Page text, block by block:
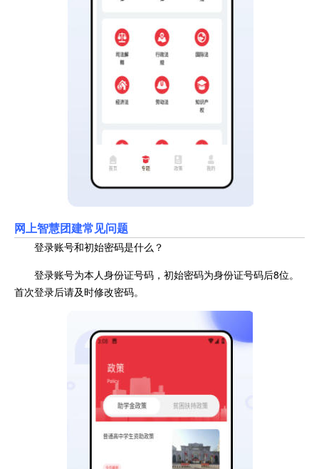
网上智慧团建常见问题
登录账号和初始密码是什么？
登录账号为本人身份证号码，初始密码为身份证号码后8位。
首次登录后请及时修改密码。